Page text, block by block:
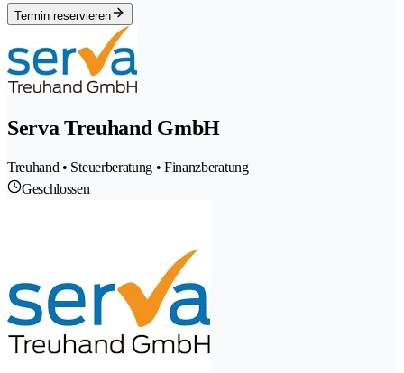
Termin reservieren
Serva Treuhand GmbH
Treuhand • Steuerberatung • Finanzberatung
Geschlossen